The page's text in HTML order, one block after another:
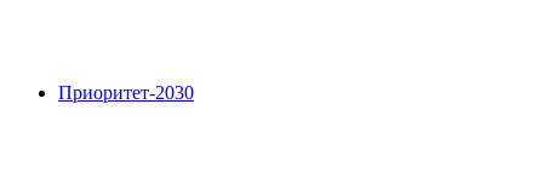
Приоритет-2030